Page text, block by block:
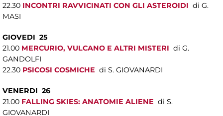
22.30 INCONTRI RAVVICINATI CON GLI ASTEROIDI di G.
MASI
GIOVEDI 25
21.00 MERCURIO, VULCANO E ALTRI MISTERI di G.
GANDOLFI
22.30 PSICOSI COSMICHE di S. GIOVANARDI
VENERDI 26
21.00 FALLING SKIES: ANATOMIE ALIENE di S.
GIOVANARDI